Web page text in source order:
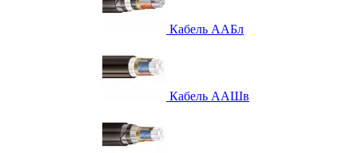
Кабель ААБл
Кабель ААШв